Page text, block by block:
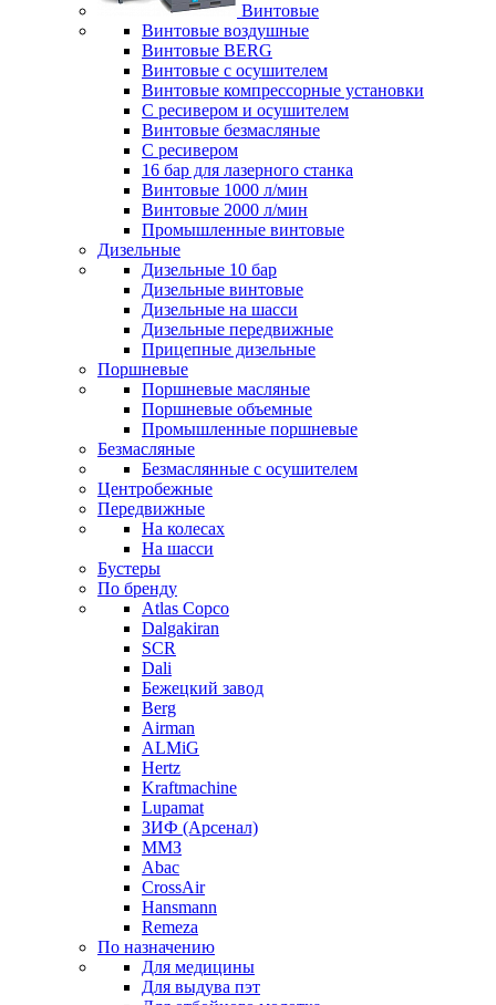
Винтовые
Винтовые воздушные
Винтовые BERG
Винтовые с осушителем
Винтовые компрессорные установки
C ресивером и осушителем
Винтовые безмасляные
C ресивером
16 бар для лазерного станка
Винтовые 1000 л/мин
Винтовые 2000 л/мин
Промышленные винтовые
Дизельные
Дизельные 10 бар
Дизельные винтовые
Дизельные на шасси
Дизельные передвижные
Прицепные дизельные
Поршневые
Поршневые масляные
Поршневые объемные
Промышленные поршневые
Безмасляные
Безмаслянные с осушителем
Центробежные
Передвижные
На колесах
На шасси
Бустеры
По бренду
Atlas Copco
Dalgakiran
SCR
Dali
Бежецкий завод
Berg
Airman
ALMiG
Hertz
Kraftmachine
Lupamat
ЗИФ (Арсенал)
ММЗ
Abac
CrossAir
Hansmann
Remeza
По назначению
Для медицины
Для выдува пэт